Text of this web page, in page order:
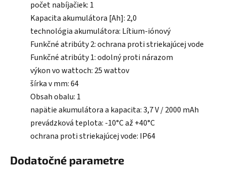
počet nabíjačiek: 1
Kapacita akumulátora [Ah]: 2,0
technológia akumulátora: Lítium-iónový
Funkčné atribúty 2: ochrana proti striekajúcej vode
Funkčné atribúty 1: odolný proti nárazom
výkon vo wattoch: 25 wattov
šírka v mm: 64
Obsah obalu: 1
napätie akumulátora a kapacita: 3,7 V / 2000 mAh
prevádzková teplota: -10°C až +40°C
ochrana proti striekajúcej vode: IP64
Dodatočné parametre